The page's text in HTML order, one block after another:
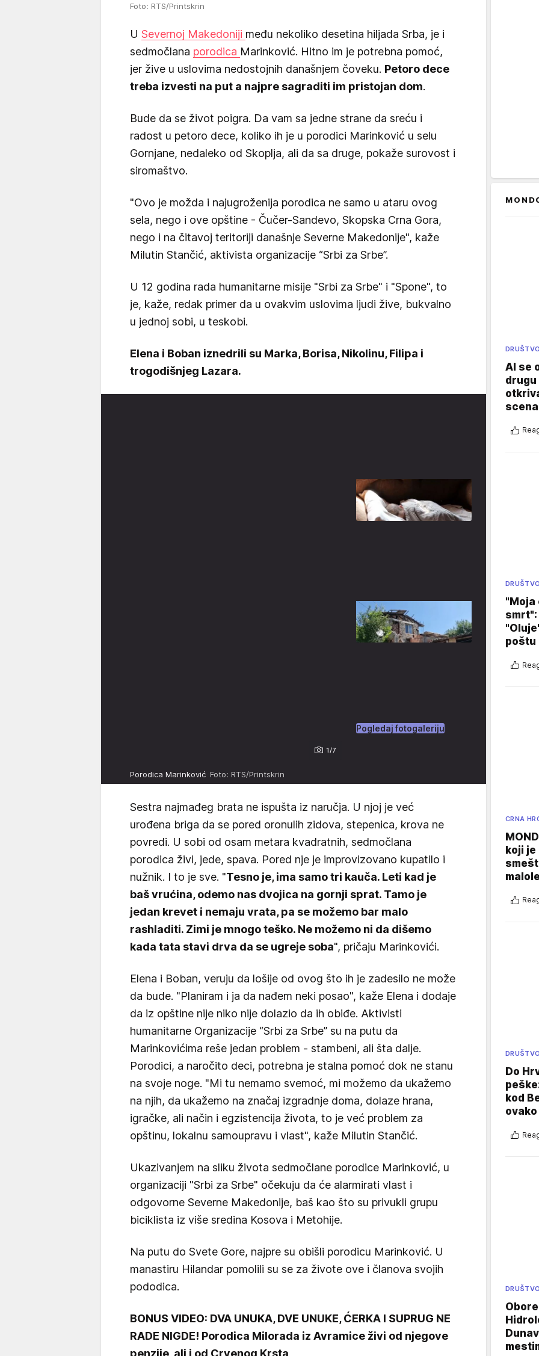
Foto: RTS/Printskrin
U Severnoj Makedoniji među nekoliko desetina hiljada Srba, je i
sedmočlana porodica Marinković. Hitno im je potrebna pomoć,
jer žive u uslovima nedostojnih današnjem čoveku. Petoro dece
treba izvesti na put a najpre sagraditi im pristojan dom.
Bude da se život poigra. Da vam sa jedne strane da sreću i
radost u petoro dece, koliko ih je u porodici Marinković u selu
Gornjane, nedaleko od Skoplja, ali da sa druge, pokaže surovost i
siromaštvo.
"Ovo je možda i najugroženija porodica ne samo u ataru ovog
sela, nego i ove opštine - Čučer-Sandevo, Skopska Crna Gora,
nego i na čitavoj teritoriji današnje Severne Makedonije", kaže
Milutin Stančić, aktivista organizacije “Srbi za Srbe”.
U 12 godina rada humanitarne misije "Srbi za Srbe" i "Spone", to
je, kaže, redak primer da u ovakvim uslovima ljudi žive, bukvalno
u jednoj sobi, u teskobi.
Elena i Boban iznedrili su Marka, Borisa, Nikolinu, Filipa i
trogodišnjeg Lazara.
1/7
Pogledaj fotogaleriju
Porodica Marinković Foto: RTS/Printskrin
Sestra najmađeg brata ne ispušta iz naručja. U njoj je već
urođena briga da se pored oronulih zidova, stepenica, krova ne
povredi. U sobi od osam metara kvadratnih, sedmočlana
porodica živi, jede, spava. Pored nje je improvizovano kupatilo i
nužnik. I to je sve. "Tesno je, ima samo tri kauča. Leti kad je
baš vrućina, odemo nas dvojica na gornji sprat. Tamo je
jedan krevet i nemaju vrata, pa se možemo bar malo
rashladiti. Zimi je mnogo teško. Ne možemo ni da dišemo
kada tata stavi drva da se ugreje soba", pričaju Marinkovići.
Elena i Boban, veruju da lošije od ovog što ih je zadesilo ne može
da bude. "Planiram i ja da nađem neki posao", kaže Elena i dodaje
da iz opštine nije niko nije dolazio da ih obiđe. Aktivisti
humanitarne Organizacije “Srbi za Srbe” su na putu da
Marinkovićima reše jedan problem - stambeni, ali šta dalje.
Porodici, a naročito deci, potrebna je stalna pomoć dok ne stanu
na svoje noge. "Mi tu nemamo svemoć, mi možemo da ukažemo
na njih, da ukažemo na značaj izgradnje doma, dolaze hrana,
igračke, ali način i egzistencija života, to je već problem za
opštinu, lokalnu samoupravu i vlast", kaže Milutin Stančić.
Ukazivanjem na sliku života sedmočlane porodice Marinković, u
organizaciji "Srbi za Srbe" očekuju da će alarmirati vlast i
odgovorne Severne Makedonije, baš kao što su privukli grupu
biciklista iz više sredina Kosova i Metohije.
Na putu do Svete Gore, najpre su obišli porodicu Marinković. U
manastiru Hilandar pomolili su se za živote ove i članova svojih
pododica.
BONUS VIDEO: DVA UNUKA, DVE UNUKE, ĆERKA I SUPRUG NE
RADE NIGDE! Porodica Milorada iz Avramice živi od njegove
penzije, ali i od Crvenog Krsta
DRUŠTVO
AI se
DRUŠTVO
"Moja
poštu
CRNA
koji je
DRUŠTVO
Do
kod
DRUŠTVO